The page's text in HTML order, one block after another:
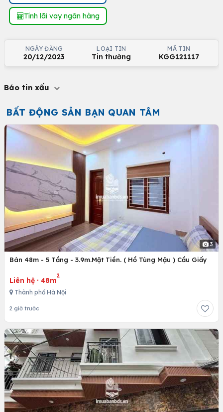
Tính lãi vay ngân hàng
NGÀY ĐĂNG
20/12/2023
LOẠI TIN
Tin thường
MÃ TIN
KGG121117
Báo tin xấu
BẤT ĐỘNG SẢN BẠN QUAN TÂM
3
Bán 48m - 5 Tầng - 3.9m.Mặt Tiền. ( Hồ Tùng Mậu ) Cầu Giấy
Liên hệ · 48m
2
Thành phố Hà Nội
2 giờ trước